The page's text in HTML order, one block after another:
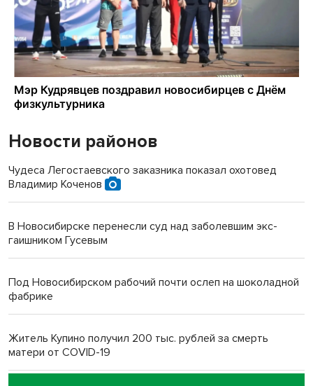
Новости районов
Чудеса Легостаевского заказника показал охотовед
Владимир Коченов
В Новосибирске перенесли суд над заболевшим экс-
гаишником Гусевым
Под Новосибирском рабочий почти ослеп на шоколадной
фабрике
Житель Купино получил 200 тыс. рублей за смерть
матери от COVID-19